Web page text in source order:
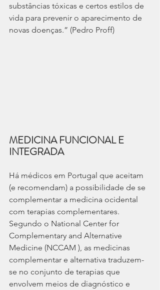
substâncias tóxicas e certos estilos de
vida para prevenir o aparecimento de
novas doenças.” (Pedro Proff)
MEDICINA FUNCIONAL E
INTEGRADA
Há médicos em Portugal que aceitam
(e recomendam) a possibilidade de se
complementar a medicina ocidental
com terapias complementares.
Segundo o National Center for
Complementary and Alternative
Medicine (NCCAM ), as medicinas
complementar e alternativa traduzem-
se no conjunto de terapias que
envolvem meios de diagnóstico e